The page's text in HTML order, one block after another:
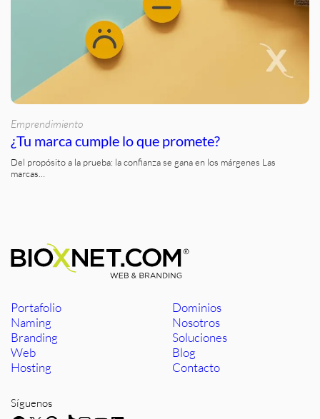
Emprendimiento
¿Tu marca cumple lo que promete?
Del propósito a la prueba: la confianza se gana en los márgenes Las
marcas…
Portafolio
Naming
Branding
Web
Hosting
Dominios
Nosotros
Soluciones
Blog
Contacto
Síguenos